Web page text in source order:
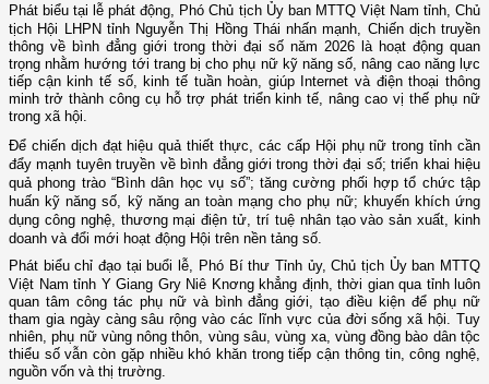
Phát biểu tại lễ phát động, Phó Chủ tịch Ủy ban MTTQ Việt Nam tỉnh, Chủ
tịch Hội LHPN tỉnh Nguyễn Thị Hồng Thái nhấn mạnh, Chiến dịch truyền
thông về bình đẳng giới trong thời đại số năm 2026 là hoạt động quan
trọng nhằm hướng tới trang bị cho phụ nữ kỹ năng số, nâng cao năng lực
tiếp cận kinh tế số, kinh tế tuần hoàn, giúp Internet và điện thoại thông
minh trở thành công cụ hỗ trợ phát triển kinh tế, nâng cao vị thế phụ nữ
trong xã hội.
Để chiến dịch đạt hiệu quả thiết thực, các cấp Hội phụ nữ trong tỉnh cần
đẩy mạnh tuyên truyền về bình đẳng giới trong thời đại số; triển khai hiệu
quả phong trào “Bình dân học vụ số”; tăng cường phối hợp tổ chức tập
huấn kỹ năng số, kỹ năng an toàn mạng cho phụ nữ; khuyến khích ứng
dụng công nghệ, thương mại điện tử, trí tuệ nhân tạo vào sản xuất, kinh
doanh và đổi mới hoạt động Hội trên nền tảng số.
Phát biểu chỉ đạo tại buổi lễ, Phó Bí thư Tỉnh ủy, Chủ tịch Ủy ban MTTQ
Việt Nam tỉnh Y Giang Gry Niê Knơngkhẳng định, thời gian qua tỉnh luôn
quan tâm công tác phụ nữ và bình đẳng giới, tạo điều kiện để phụ nữ
tham gia ngày càng sâu rộng vào các lĩnh vực của đời sống xã hội. Tuy
nhiên, phụ nữ vùng nông thôn, vùng sâu, vùng xa, vùng đồng bào dân tộc
thiểu số vẫn còn gặp nhiều khó khăn trong tiếp cận thông tin, công nghệ,
nguồn vốn và thị trường.